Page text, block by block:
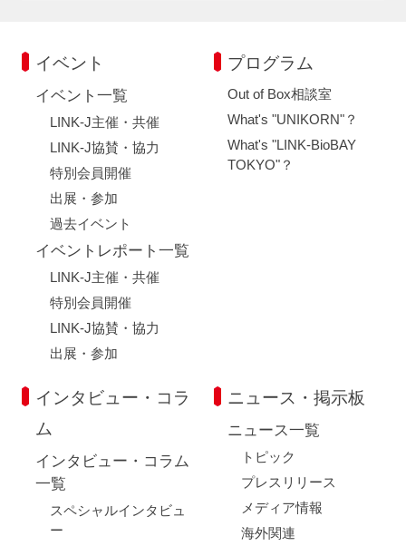
イベント
イベント一覧
LINK-J主催・共催
LINK-J協賛・協力
特別会員開催
出展・参加
過去イベント
イベントレポート一覧
LINK-J主催・共催
特別会員開催
LINK-J協賛・協力
出展・参加
プログラム
Out of Box相談室
What's "UNIKORN"？
What's "LINK-BioBAY
TOKYO"？
インタビュー・コラ
ム
インタビュー・コラム
一覧
スペシャルインタビュ
ー
ニュース・掲示板
ニュース一覧
トピック
プレスリリース
メディア情報
海外関連